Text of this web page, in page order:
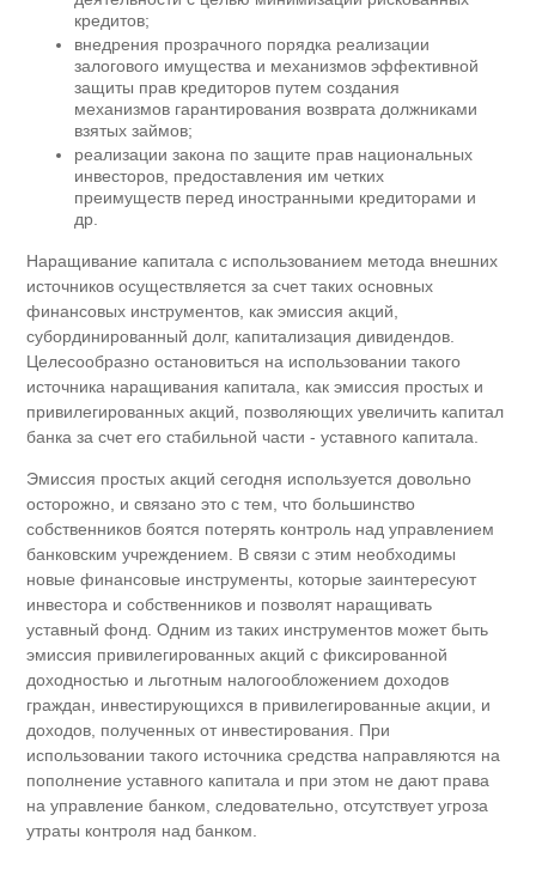
кредитов;
внедрения прозрачного порядка реализации
залогового имущества и механизмов эффективной
защиты прав кредиторов путем создания
механизмов гарантирования возврата должниками
взятых займов;
реализации закона по защите прав национальных
инвесторов, предоставления им четких
преимуществ перед иностранными кредиторами и
др.
Наращивание капитала с использованием метода внешних
источников осуществляется за счет таких основных
финансовых инструментов, как эмиссия акций,
субординированный долг, капитализация дивидендов.
Целесообразно остановиться на использовании такого
источника наращивания капитала, как эмиссия простых и
привилегированных акций, позволяющих увеличить капитал
банка за счет его стабильной части - уставного капитала.
Эмиссия простых акций сегодня используется довольно
осторожно, и связано это с тем, что большинство
собственников боятся потерять контроль над управлением
банковским учреждением. В связи с этим необходимы
новые финансовые инструменты, которые заинтересуют
инвестора и собственников и позволят наращивать
уставный фонд. Одним из таких инструментов может быть
эмиссия привилегированных акций с фиксированной
доходностью и льготным налогообложением доходов
граждан, инвестирующихся в привилегированные акции, и
доходов, полученных от инвестирования. При
использовании такого источника средства направляются на
пополнение уставного капитала и при этом не дают права
на управление банком, следовательно, отсутствует угроза
утраты контроля над банком.